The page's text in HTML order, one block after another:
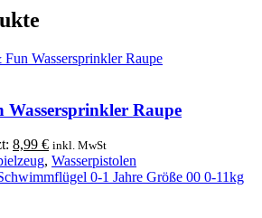
Wassersprinkler Raupe
8,99 €Aktueller
Preis
ist:
inkl. MwSt
, Wasserpistolen